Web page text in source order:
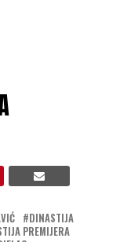
DINASTIJA
PREMIJERA